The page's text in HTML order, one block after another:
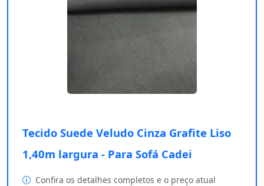
Tecido Suede Veludo Cinza Grafite Liso
1,40m largura - Para Sofá Cadei
Confira os detalhes completos e o preço atual